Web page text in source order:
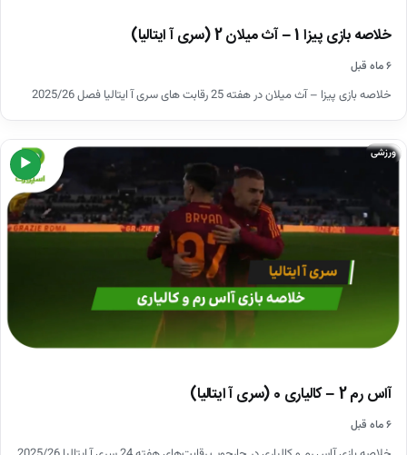
خلاصه بازی پیزا 1 – آث میلان 2 (سری آ ایتالیا)
۶ ماه قبل
خلاصه بازی پیزا – آث میلان در هفته 25 رقابت های سری آ ایتالیا فصل 2025/26
▶
ورزشی
آاس رم 2 – کالیاری 0 (سری آ ایتالیا)
۶ ماه قبل